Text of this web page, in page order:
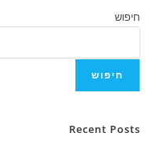
חיפוש
חיפוש
Recent Posts